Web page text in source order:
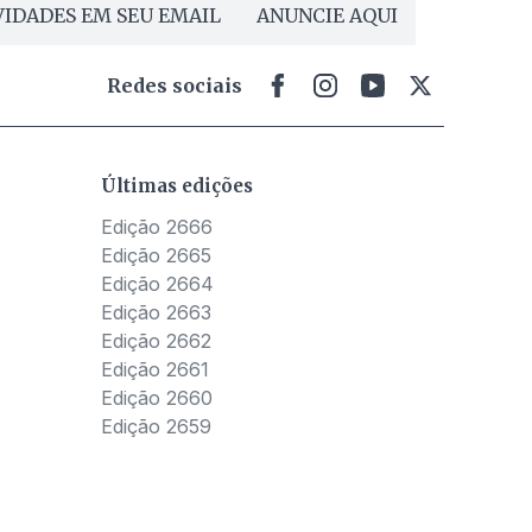
EM SEU EMAIL ANUNCIE AQUI
Redes sociais
Últimas edições
Edição 2666
Edição 2665
Edição 2664
Edição 2663
Edição 2662
Edição 2661
Edição 2660
Edição 2659